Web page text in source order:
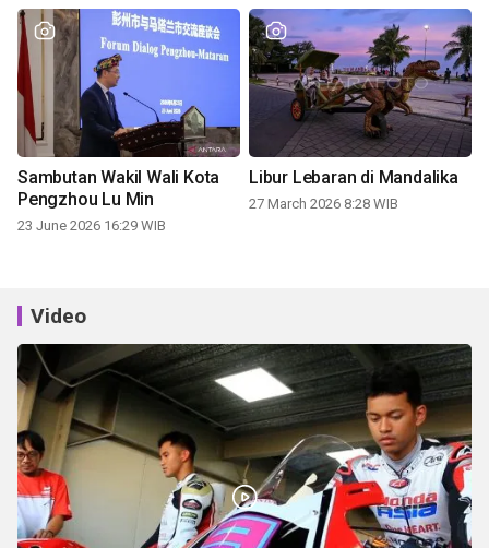
Sambutan Wakil Wali Kota
Pengzhou Lu Min
23 June 2026 16:29 WIB
Libur Lebaran di Mandalika
27 March 2026 8:28 WIB
Video